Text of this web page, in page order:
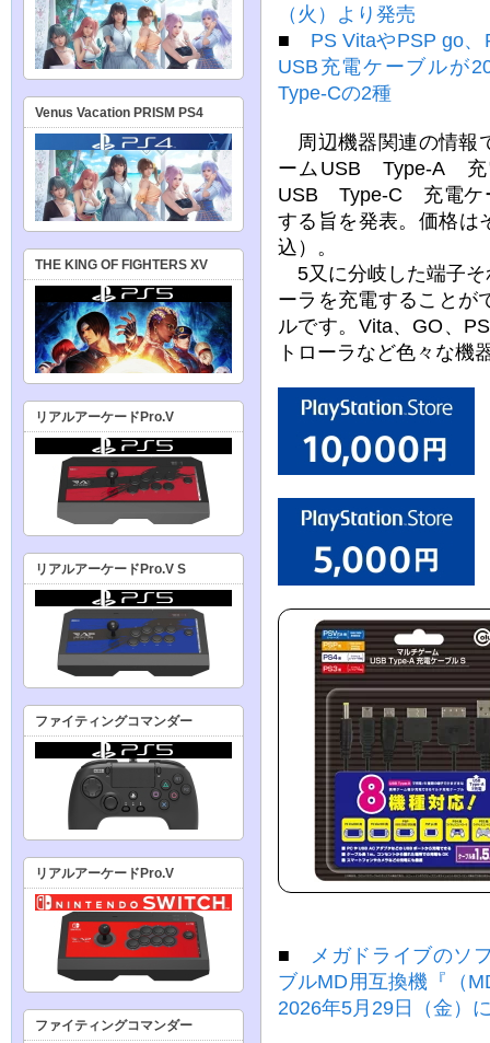
（火）より発売
■ PS VitaやPSP go
USB充電ケーブルが
Type-Cの2種
周辺機器関連の情報
ームUSB Type-A 充
USB Type-C 充電ケ
する旨を発表。価格は
込）。
5又に分岐した端子そ
ーラを充電することが
ルです。Vita、GO、
トローラなど色々な機
■
メガドライブのソ
ブルMD用互換機『（
2026年5月29日（金）
Venus Vacation PRISM PS4
THE KING OF FIGHTERS XV
リアルアーケードPro.V
リアルアーケードPro.V S
ファイティングコマンダー
リアルアーケードPro.V
ファイティングコマンダー